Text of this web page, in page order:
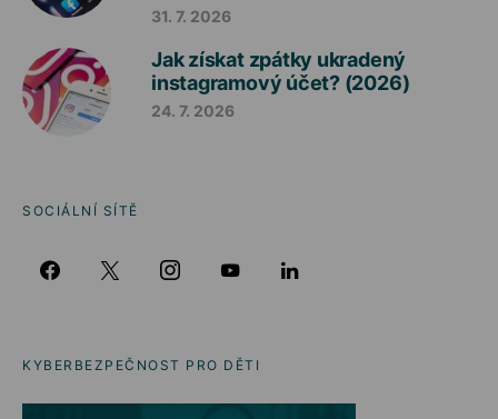
31. 7. 2026
Jak získat zpátky ukradený
instagramový účet? (2026)
24. 7. 2026
SOCIÁLNÍ SÍTĚ
KYBERBEZPEČNOST PRO DĚTI